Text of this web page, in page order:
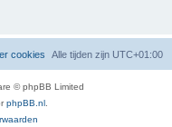
Alle tijden zijn UTC+01:00
cookies
© phpBB Limited
phpBB.nl